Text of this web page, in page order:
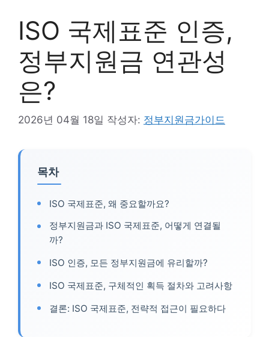
ISO 국제표준 인증,
정부지원금 연관성
은?
2026년 04월 18일 작성자: 정부지원금가이드
목차
ISO 국제표준, 왜 중요할까요?
정부지원금과 ISO 국제표준, 어떻게 연결될
까?
ISO 인증, 모든 정부지원금에 유리할까?
ISO 국제표준, 구체적인 획득 절차와 고려사항
결론: ISO 국제표준, 전략적 접근이 필요하다